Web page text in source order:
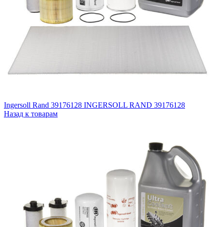
Ingersoll Rand 39176128 INGERSOLL RAND 39176128
Назад к товарам